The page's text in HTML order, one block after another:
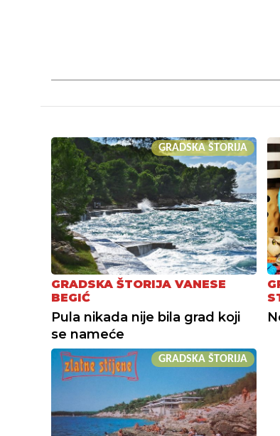
GRADSKA ŠTORIJA
GRADSKA ŠTORIJA VANESE
BEGIĆ
Pula nikada nije bila grad koji
se nameće
GRADSKA ŠTORIJA